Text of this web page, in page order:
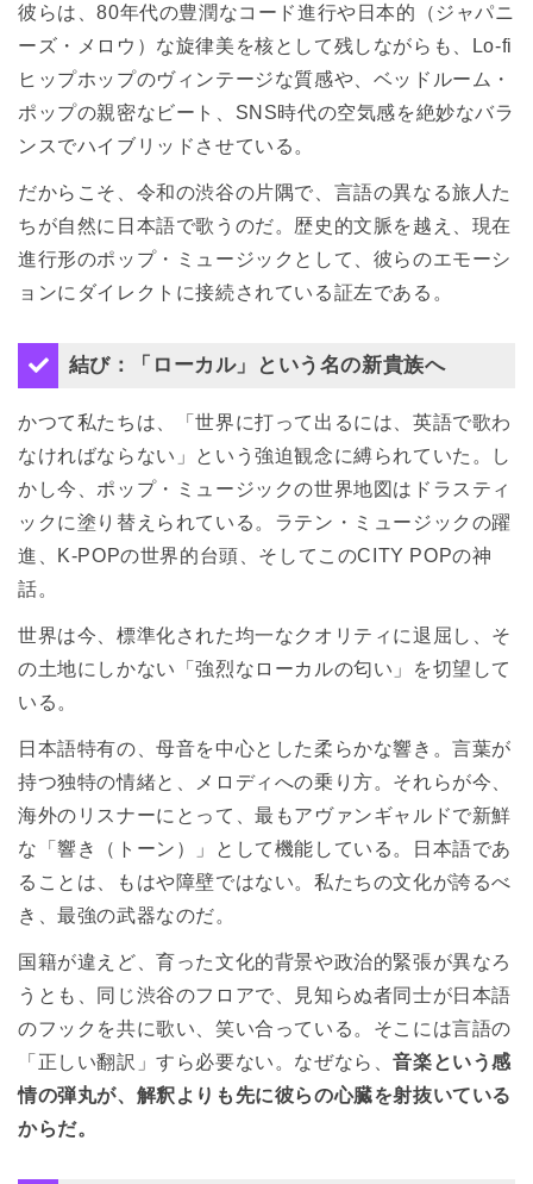
彼らは、80年代の豊潤なコード進行や日本的（ジャパニ
ーズ・メロウ）な旋律美を核として残しながらも、Lo-fi
ヒップホップのヴィンテージな質感や、ベッドルーム・
ポップの親密なビート、SNS時代の空気感を絶妙なバラ
ンスでハイブリッドさせている。
だからこそ、令和の渋谷の片隅で、言語の異なる旅人た
ちが自然に日本語で歌うのだ。歴史的文脈を越え、現在
進行形のポップ・ミュージックとして、彼らのエモーシ
ョンにダイレクトに接続されている証左である。
結び：「ローカル」という名の新貴族へ
かつて私たちは、「世界に打って出るには、英語で歌わ
なければならない」という強迫観念に縛られていた。し
かし今、ポップ・ミュージックの世界地図はドラスティ
ックに塗り替えられている。ラテン・ミュージックの躍
進、K-POPの世界的台頭、そしてこのCITY POPの神
話。
世界は今、標準化された均一なクオリティに退屈し、そ
の土地にしかない「強烈なローカルの匂い」を切望して
いる。
日本語特有の、母音を中心とした柔らかな響き。言葉が
持つ独特の情緒と、メロディへの乗り方。それらが今、
海外のリスナーにとって、最もアヴァンギャルドで新鮮
な「響き（トーン）」として機能している。日本語であ
ることは、もはや障壁ではない。私たちの文化が誇るべ
き、最強の武器なのだ。
国籍が違えど、育った文化的背景や政治的緊張が異なろ
うとも、同じ渋谷のフロアで、見知らぬ者同士が日本語
のフックを共に歌い、笑い合っている。そこには言語の
「正しい翻訳」すら必要ない。なぜなら、音楽という感
情の弾丸が、解釈よりも先に彼らの心臓を射抜いている
からだ。